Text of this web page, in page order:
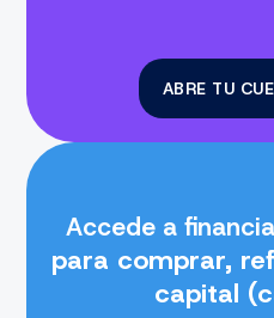
ABRE TU
Accede a
para comprar,
capital